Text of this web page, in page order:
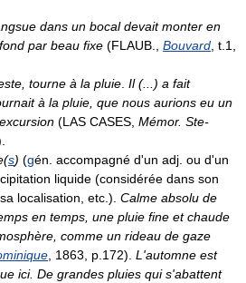
dans un bocal devait monter en
par beau fixe (FLAUB., Bouvard, t.1,
tourne à la pluie. Il (...) a fait
à la pluie, que nous aurions eu un
(LAS CASES, Mémor. Ste-
s) (gén. accompagné d'un adj. ou d'un
liquide (considérée dans son
localisation, etc.). Calme absolu de
en temps, une pluie fine et chaude
comme un rideau de gaze
, 1863, p.172). L'automne est
ici. De grandes pluies qui s'abattent